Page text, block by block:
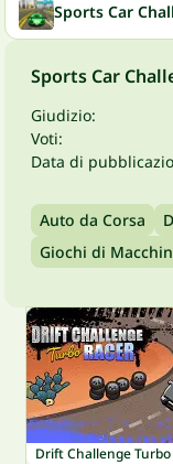
Sports Car
Sports Car
Giudizio:
Voti:
Data di
Auto da Corsa
Giochi di
Drift Challenge Turbo